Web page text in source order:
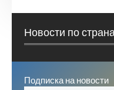
Новости по
Подписка на новости